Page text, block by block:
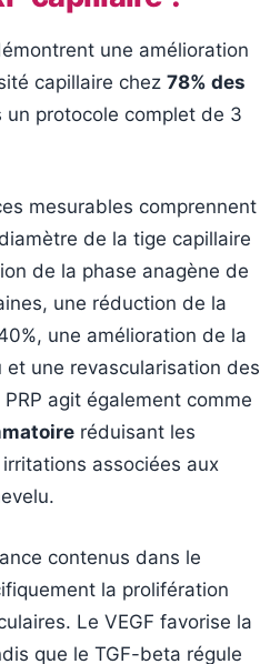
une amélioration
capillaire chez 78% des
un protocole complet de 3
mesurables comprennent
de la tige capillaire
de la phase anagène de
une réduction de la
une amélioration de la
une revascularisation des
agit également comme
réduisant les
associées aux
contenus dans le
la prolifération
Le VEGF favorise la
que le TGF-beta régule